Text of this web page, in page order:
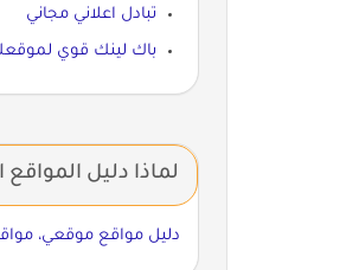
تبادل اعلاني مجاني
باك لينك قوي
لماذا دليل المواقع
دليل مواقع موقعي،